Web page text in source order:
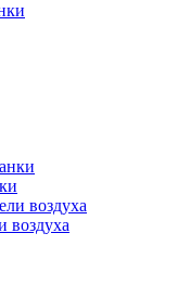
воздуха